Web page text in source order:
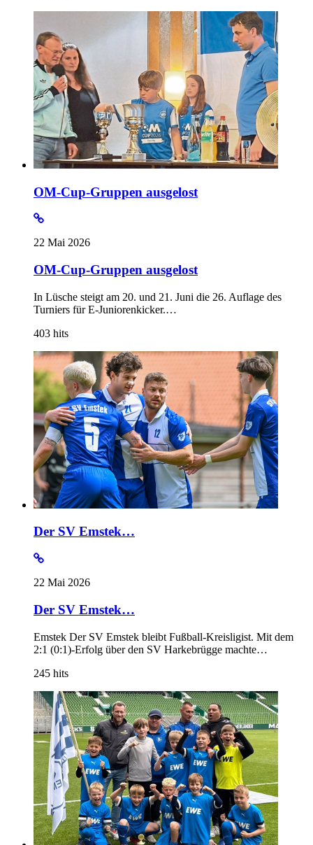
OM-Cup-Gruppen ausgelost
22 Mai 2026
OM-Cup-Gruppen ausgelost
In Lüsche steigt am 20. und 21. Juni die 26. Auflage des
Turniers für E-Juniorenkicker.…
403 hits
Der SV Emstek…
22 Mai 2026
Der SV Emstek…
Emstek Der SV Emstek bleibt Fußball-Kreisligist. Mit dem
2:1 (0:1)-Erfolg über den SV Harkebrügge machte…
245 hits